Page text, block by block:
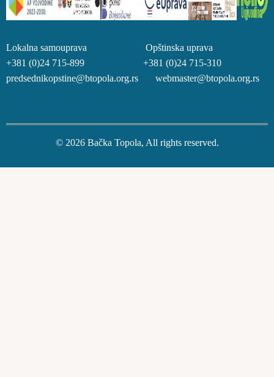
Lokalna samouprava Opštinska uprava
+381 (0)24 715-899 +381 (0)24 715-310
predsednikopstine@btopola.org.rs webmaster@btopola.org.rs
© 2026 Bačka Topola, All rights reserved.